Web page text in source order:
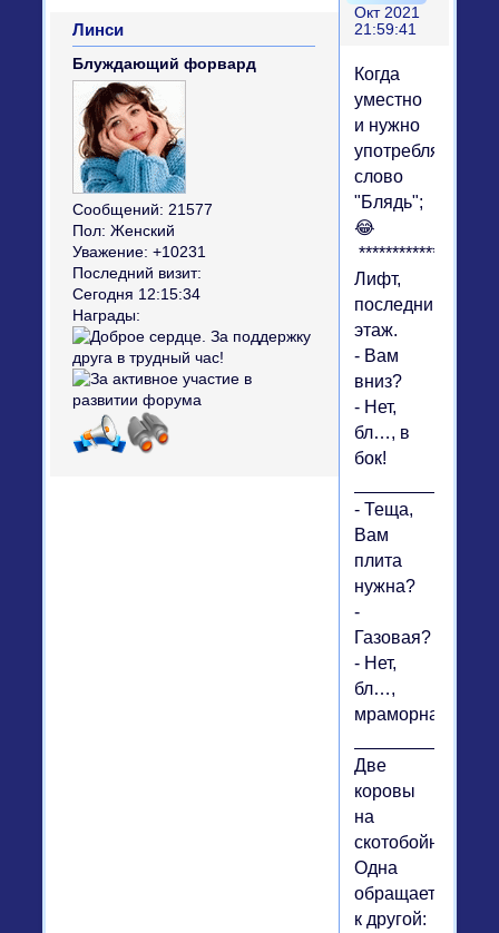
Окт 2021
21:59:41
Линси
Блуждающий форвард
Сообщений: 21577
Пол: Женский
Уважение: +10231
Последний визит:
Сегодня 12:15:34
Награды:
Когда
уместно
и нужно
употреблять
слово
"Блядь";
😂
Лифт,
последний
этаж.
- Вам
вниз?
- Нет,
бл…, в
бок!
- Теща,
Вам
плита
нужна?
-
Газовая?
- Нет,
бл…,
мраморная!
Две
коровы
на
скотобойне.
Одна
обращается
к другой: